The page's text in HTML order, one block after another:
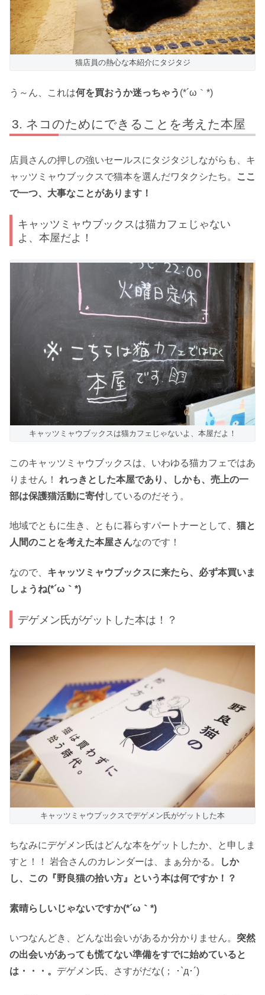
猫店員の熱心な本紹介にタジタジ
う～ん、これは何を買おうか迷っちゃう (*´ω｀*)
ネコのためにできることを考えた本屋
店員さんの押しの強いセールスにタジタジしながらも、キ
ャッツミャウブックスで猫本を選んだワタクシたち。
ここ
で一つ、大事なことがあります！
キャッツミャウブックスは猫カフェじゃない
よ、本屋だよ！
キャッツミャウブックスは猫カフェじゃないよ、本屋だよ！
このキャッツミャウブックスは、いわゆる猫カフェではあ
りません！ れっきとした本屋であり、しかも、売上の一
部は保護猫活動に寄付しているのだそう。
地域でともに生き、ともに暮らすパートナーとして、 猫と
人間のことを考えた本屋さんなのです！
なので、 キャッツミャウブックスに来たら、必ず本買いま
しょうね(*´ω｀*)
デゲメン氏がゲットした本は！？
キャッツミャウブックスでデゲメン氏がゲットした本
ちなみにデゲメン氏はどんな本をゲットしたか、と申しま
すと！！ 岩合さんのカレンダーは、まぁ分かる。
しか
し、この『野良猫の拾い方』という本は何ですか！？
素晴らしいじゃないですか(*´ω｀*)
いつなんどき、どんな出会いがあるか分かりません。 突然
の出会いがあっても慌てない準備をすでに始めていると
は・・・。 デゲメン氏、さすがだな(； ･`д･´)